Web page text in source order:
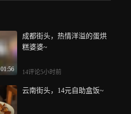
01:56
成都街头，热情洋溢的蛋烘
糕婆婆~
14评论5小时前
云南街头，14元自助盒饭~